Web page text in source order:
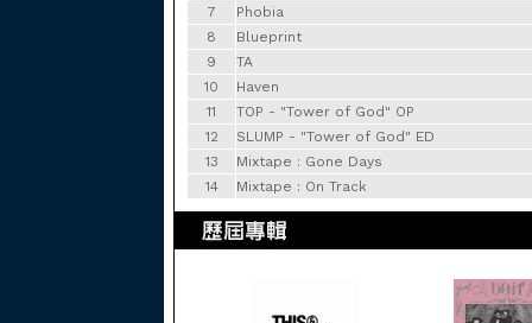
7
Phobia
8
Blueprint
9
TA
10
Haven
11
TOP - "Tower of God" OP
12
SLUMP - "Tower of God" ED
13
Mixtape : Gone Days
14
Mixtape : On Track